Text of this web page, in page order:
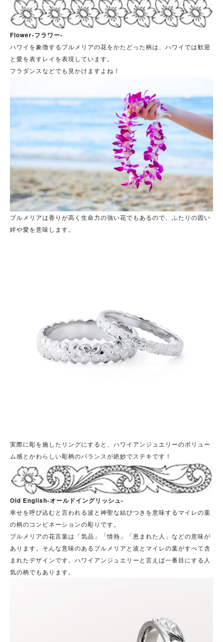
Flower-フラワー‐
ハワイを象徴するプルメリアの花をかたどった柄は、ハワイでは歓迎
と愛を表すレイを表現しています。
フラダンスなどでも見かけますよね！
プルメリアは香りが高く生命力の強い花でもあるので、ふたりの固い
絆や愛を意味します。
実際に彫を施したリングにすると、ハワイアンジュエリーのボリュー
ム感とかわらしい彫柄のバランスが絶妙でステキです！
Old English-オールドイングリッシュ‐
幸せを呼び込むと言われる波と神聖な結びつきを意味するマイレの葉
の柄のコンビネーションの彫りです。
プルメリアの花言葉は「気品」「情熱」「恵まれた人」などの意味が
あります。そんな意味のあるプルメリアと波とマイレの葉がすべて含
まれたデザインです。ハワイアンジュエリーと言えば一番目にする人
気の柄でもあります。